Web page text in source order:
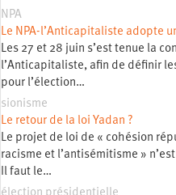
NPA
Le NPA-l’Anticapitaliste adopte
Les 27 et 28 juin s’est tenue la
l’Anticapitaliste, afin de définir
pour l’élection…
sionisme
Le retour de la loi Yadan ?
Le projet de loi de « cohésion
racisme et l’antisémitisme »
Il faut le…